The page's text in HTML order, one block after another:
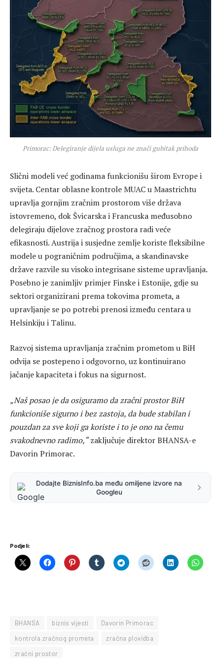
Primorac: Delegiranje dijela usluga ne znači gubitak prihoda
Slični modeli već godinama funkcionišu širom Evrope i
svijeta. Centar oblasne kontrole MUAC u Maastrichtu
upravlja gornjim zračnim prostorom više država
istovremeno, dok Švicarska i Francuska međusobno
delegiraju dijelove zračnog prostora radi veće
efikasnosti. Austrija i susjedne zemlje koriste fleksibilne
modele u pograničnim područjima, a skandinavske
države razvile su visoko integrisane sisteme upravljanja.
Posebno je zanimljiv primjer Finske i Estonije, gdje su
sektori organizirani prema tokovima prometa, a
upravljanje se po potrebi prenosi između centara u
Helsinkiju i Talinu.
Razvoj sistema upravljanja zračnim prometom u BiH
odvija se postepeno i odgovorno, uz kontinuirano
jačanje kapaciteta i fokus na sigurnost.
„Naš posao je da osiguramo da zračni prostor BiH
funkcioniše sigurno i bez zastoja, da bude stabilan i
pouzdan za sve koji ga koriste i to je ono na čemu
svakodnevno radimo,“zaključuje direktor BHANSA-e
Davorin Primorac.
Dodajte BiznisInfo.ba među omiljene izvore na
Googleu
Podjeli:
BHANSA biznis vijesti
Davorin Primorac
kontrola zračnog prometa
zračna plovidba
zračni prostor